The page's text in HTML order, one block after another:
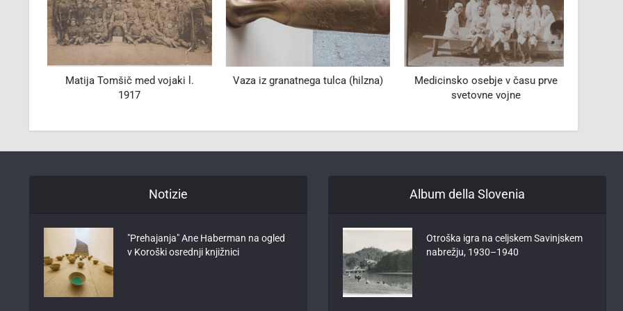
Matija Tomšič med vojaki l.
1917
Vaza iz granatnega tulca (hilzna)
Medicinsko osebje v času prve
svetovne vojne
Notizie
"Prehajanja" Ane Haberman na ogled
v Koroški osrednji knjižnici
Album della Slovenia
Otroška igra na celjskem Savinjskem
nabrežju, 1930–1940